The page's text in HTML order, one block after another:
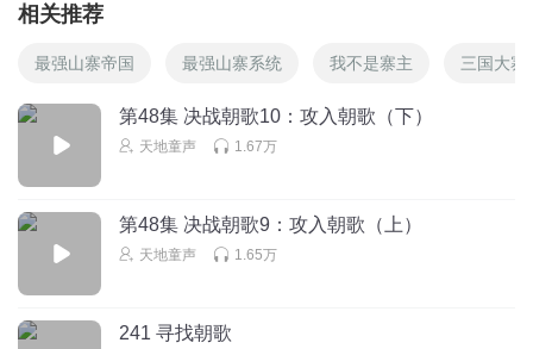
相关推荐
最强山寨帝国 最强山寨系统 我不是寨主 三国大寨
第48集 决战朝歌10：攻入朝歌（下）
天地童声 1.67万
第48集 决战朝歌9：攻入朝歌（上）
天地童声 1.65万
241 寻找朝歌